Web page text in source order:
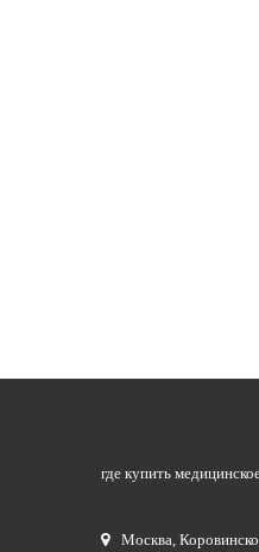
где купить
Москва,